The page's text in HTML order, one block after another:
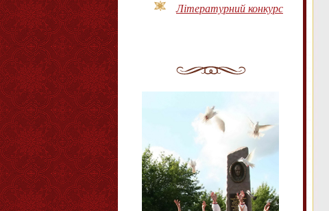
Літературний конкурс